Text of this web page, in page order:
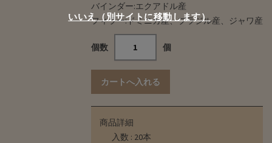
バインダー:エクアドル産
フィラー:ドミニカ産、ブラジル産、ジャワ産
個数 個
商品詳細
入数 : 20本
いいえ（別サイトに移動します）